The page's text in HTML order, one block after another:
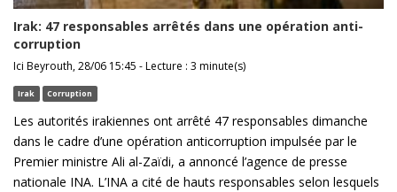
Irak: 47 responsables arrêtés dans une opération anti-
corruption
Ici Beyrouth, 28/06 15:45 - Lecture : 3 minute(s)
Irak Corruption
Les autorités irakiennes ont arrêté 47 responsables dimanche
dans le cadre d’une opération anticorruption impulsée par le
Premier ministre Ali al-Zaïdi, a annoncé l’agence de presse
nationale INA. L’INA a cité de hauts responsables selon lesquels